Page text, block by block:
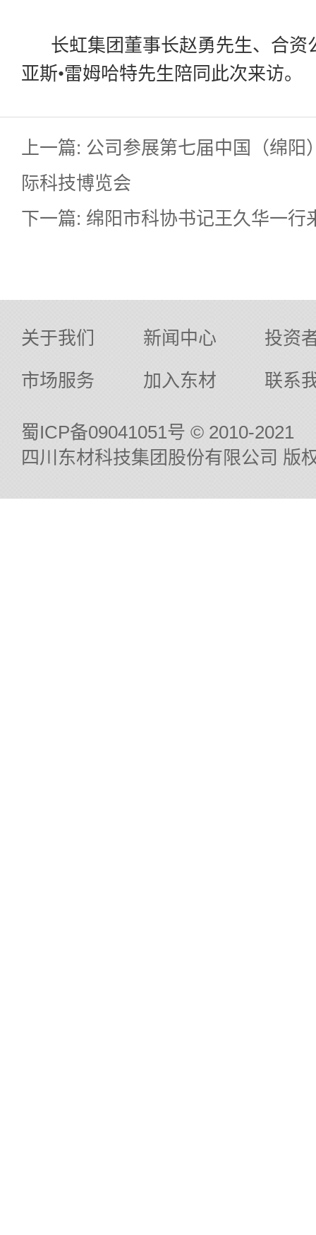
长虹集团董事长赵勇先生、合资
亚斯•雷姆哈特先生陪同此次来访。
上一篇: 公司参展第七届中国（绵阳
际科技博览会
下一篇: 绵阳市科协书记王久华一行
关于我们 新闻中心
投资
市场服务
加入东材 联系
蜀ICP备09041051号 © 2010-2021
四川东材科技集团股份有限公司 版